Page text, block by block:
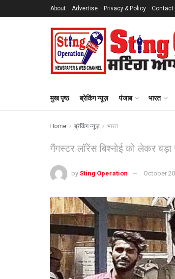
About Advertise Privacy & Policy Contact
मुख पृष्ठ ब्रेकिंग न्यूज़ पंजाब भारत
Home ब्रेकिंग न्यूज़ भारत
गैंगस्टर लॉरेंस बिश्नोई को लेकर
by Sting Operation October